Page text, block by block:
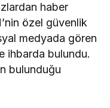
haber
özel güvenlik
medyada gören
ihbarda bulundu.
bulunduğu